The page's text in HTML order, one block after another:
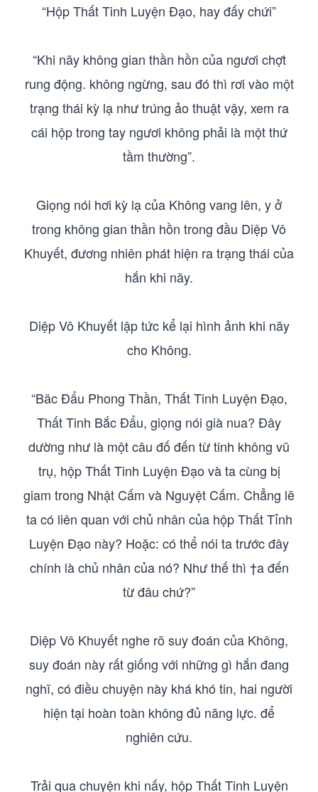
“Hộp Thất Tinh Luyện Đạo, hay đấy chứi”
“Khi nãy không gian thần hồn của ngươi chợt
rung động. không ngừng, sau đó thì rơi vào một
trạng thái kỳ lạ như trúng ảo thuật vậy, xem ra
cái hộp trong tay ngươi không phải là một thứ
tầm thường”.
Giọng nói hơi kỳ lạ của Không vang lên, y ở
trong không gian thần hồn trong đầu Diệp Vô
Khuyết, đương nhiên phát hiện ra trạng thái của
hắn khi nãy.
Diệp Vô Khuyết lập tức kể lại hình ảnh khi nãy
cho Không.
“Bäc Đẩu Phong Thần, Thất Tinh Luyện Đạo,
Thất Tinh Bắc Đẩu, giọng nói già nua? Đây
dường như là một câu đố đến từ tinh không vũ
trụ, hộp Thất Tinh Luyện Đạo và ta cùng bị
giam trong Nhật Cấm và Nguyệt Cấm. Chẳng lẽ
ta có liên quan với chủ nhân của hộp Thất Tỉnh
Luyện Đạo này? Hoặc: có thể nói ta trước đây
chính là chủ nhân của nó? Như thế thì †a đến
từ đâu chứ?”
Diệp Vô Khuyết nghe rõ suy đoán của Không,
suy đoán này rất giống với những gì hắn đang
nghĩ, có điều chuyện này khá khó tin, hai người
hiện tại hoàn toàn không đủ năng lực. để
nghiên cứu.
Trải qua chuyện khi nấy, hộp Thất Tinh Luyện